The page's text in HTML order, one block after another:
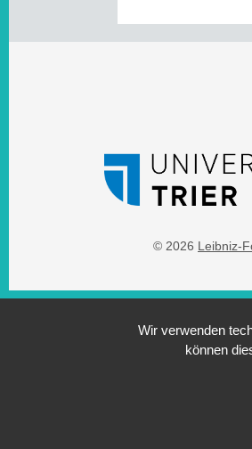
© 2026 Leibniz-
Wir verwenden
können